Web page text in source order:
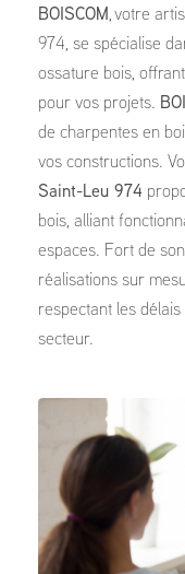
BOISCOM, votre
974, se spécialise
ossature bois,
pour vos projets.
de charpentes en
vos constructions.
Saint-Leu 974
bois, alliant
espaces. Fort de
réalisations sur
respectant les
secteur.